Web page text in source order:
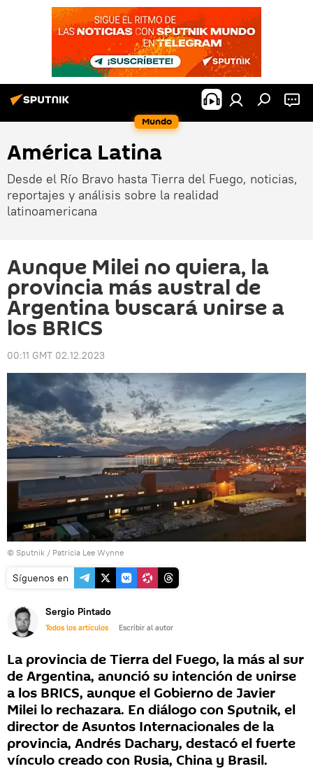
Mundo
América Latina
Desde el Río Bravo hasta Tierra del Fuego, noticias,
reportajes y análisis sobre la realidad
latinoamericana
Aunque Milei no quiera, la
provincia más austral de
Argentina buscará unirse a
los BRICS
00:11 GMT 02.12.2023
© Sputnik / Patricia Lee Wynne
Síguenos en
Sergio Pintado
Todos los artículos Escribir al autor
La provincia de Tierra del Fuego, la más al sur
de Argentina, anunció su intención de unirse
a los BRICS, aunque el Gobierno de Javier
Milei lo rechazara. En diálogo con Sputnik, el
director de Asuntos Internacionales de la
provincia, Andrés Dachary, destacó el fuerte
vínculo creado con Rusia, China y Brasil.